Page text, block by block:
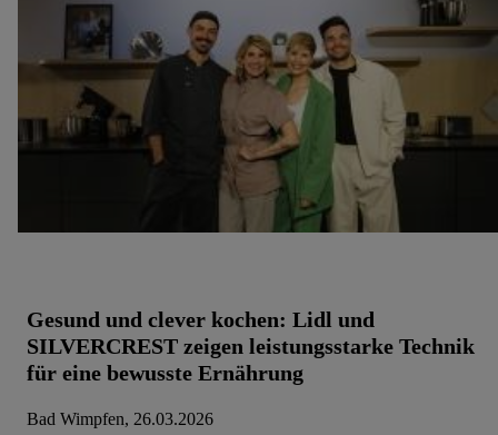
Gesund und clever kochen: Lidl und
SILVERCREST zeigen leistungsstarke Technik
für eine bewusste Ernährung
Bad Wimpfen, 26.03.2026
Zwecke auch Daten aus Ihrem Filial-Kaufverhalten
verarbeitet. Zudem werden einem der o.g. Partner Daten
über Ihr Kaufverhalten in den Lidl-Diensten zur Verfügung
gestellt, damit dieser als
eigenständig Verantwortlicher
Erfolg von Werbekampagnen seiner Auftraggeber messen
kann.
Die Erstellung personalisierter Werbung basiert auf der
Generierung von auch mit Daten von anderen Diensten
angereicherten Profilen. Dies umfasst die Zusammenführung
Ihre genauen Standortdaten) auch über verschiedene
Endgeräte und Lidl-Dienste hinweg einschließlich dem
Speichern von und/ oder dem Zugriff auf Informationen auf
Ihren Endgeräten zur Erstellung von Zielgruppen